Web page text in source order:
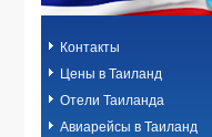
Контакты
Цены в Таиланд
Отели Таиланда
Авиарейсы в Таиланд